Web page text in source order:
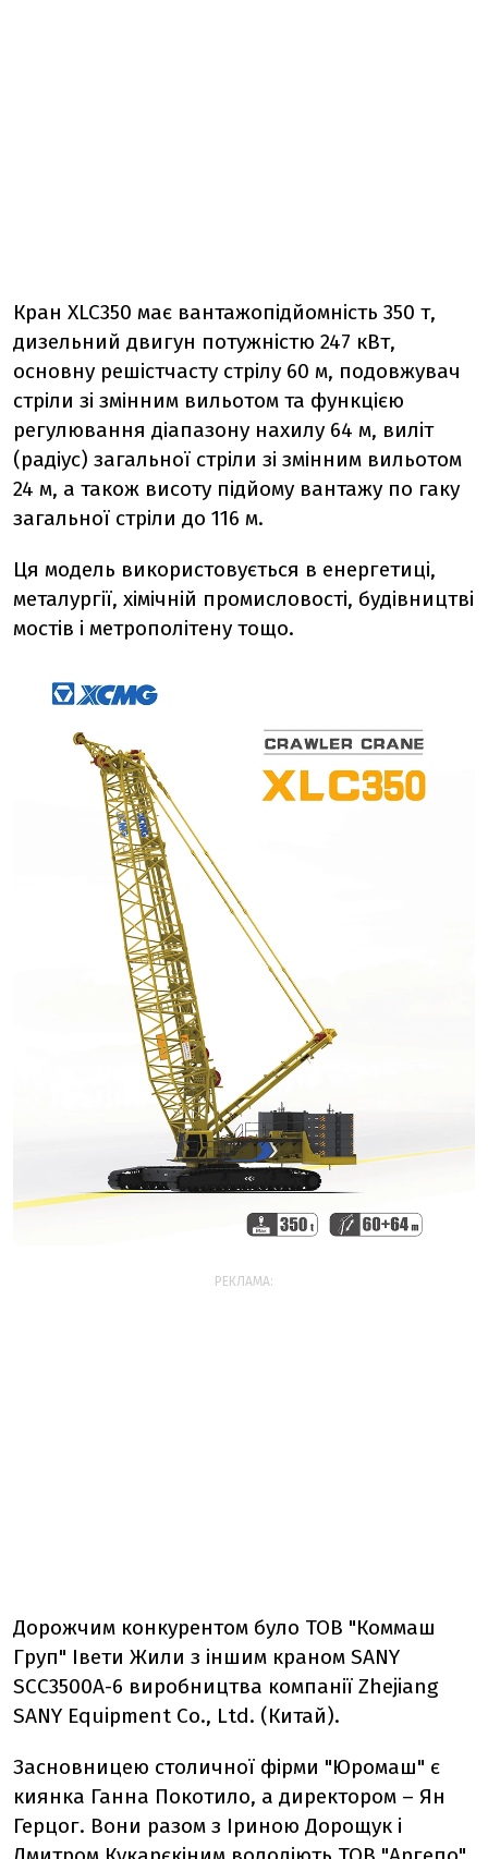
Кран XLC350 має вантажопідйомність 350 т,
дизельний двигун потужністю 247 кВт,
основну решістчасту стрілу 60 м, подовжувач
стріли зі змінним вильотом та функцією
регулювання діапазону нахилу 64 м, виліт
(радіус) загальної стріли зі змінним вильотом
24 м, а також висоту підйому вантажу по гаку
загальної стріли до 116 м.
Ця модель використовується в енергетиці,
металургії, хімічній промисловості, будівництві
мостів і метрополітену тощо.
РЕКЛАМА:
Дорожчим конкурентом було ТОВ "Коммаш
Груп" Івети Жили з іншим краном SANY
SCC3500A-6 виробництва компанії Zhejiang
SANY Equipment Co., Ltd. (Китай).
Засновницею столичної фірми "Юромаш" є
киянка Ганна Покотило, а директором – Ян
Герцог. Вони разом з Іриною Дорощук і